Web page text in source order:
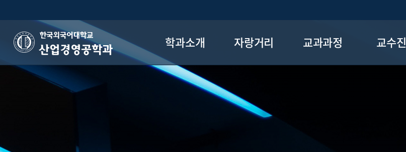
산업경영공학과 학과소개
산업경영공학과
자랑거리 교과과정 교수진